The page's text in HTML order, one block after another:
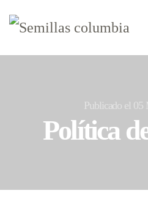
Skip to main content
Publicado el 05
Política